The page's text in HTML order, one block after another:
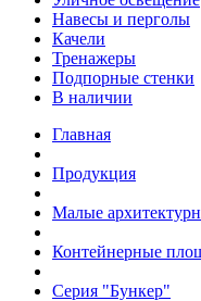
Навесы и перголы
Качели
Тренажеры
Подпорные стенки
В наличии
Главная
Продукция
Малые
Контейнерные
Серия "Бункер"